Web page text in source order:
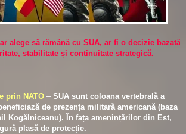
cu SUA, ar fi o decizie bazată pe
și continuitate strategică.
prin NATO – SUA sunt coloana vertebrală a
de prezența militară americană (baza
Kogălniceanu). În fața amenințărilor din Est,
plasă de protecție.